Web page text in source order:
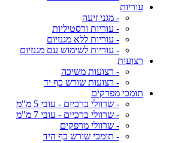
עוריות
- מגני זיעה
- עוריות ורסטיליות
- עוריות ללא מגנזיום
- עוריות לשימוש עם מגנזיום
רצועות
- רצועות משיכה
- רצועות שורש כף יד
תומכי מפרקים
- שרוולי ברכיים - עובי 5 מ"מ
- שרוולי ברכיים - עובי 7 מ"מ
- שרוולי מרפקים
- תומכי שורש כף היד